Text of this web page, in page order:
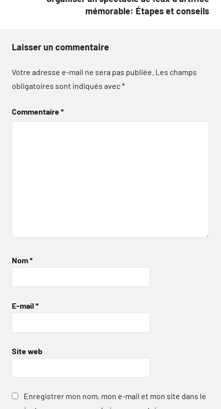
mémorable: Étapes et conseils
Laisser un commentaire
Votre adresse e-mail ne sera pas publiée. Les champs
obligatoires sont indiqués avec*
Commentaire*
Nom*
E-mail *
Site web
Enregistrer mon nom, mon e-mail et mon site dans le